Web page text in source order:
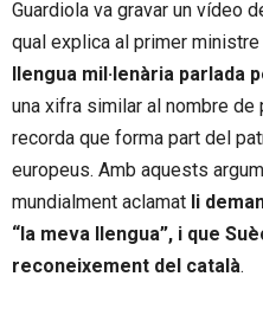
Guardiola va gravar un vídeo
qual explica al primer
llengua mil·lenària parlada
una xifra similar al nombre
recorda que forma part del
europeus. Amb aquests
mundialment aclamat li
“la meva llengua”, i que
reconeixement del català.